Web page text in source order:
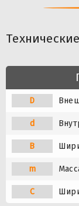
D
d
B
m
C